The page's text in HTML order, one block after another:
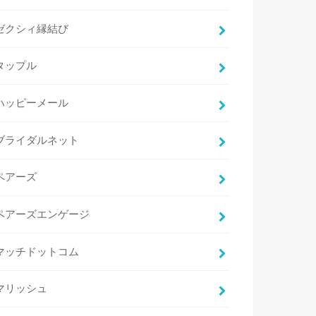
クシィ縁結び
ップル
ッピーメール
ライダルネット
アーズ
アーズエンゲージ
ッチドットコム
リッシュ